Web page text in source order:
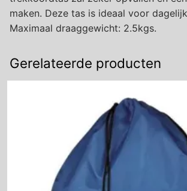
maken. Deze tas is ideaal voor
Maximaal draaggewicht: 2.5kgs.
Gerelateerde producten